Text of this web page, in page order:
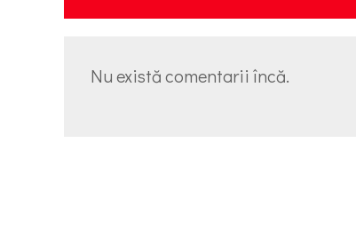
Nu există comentarii încă.